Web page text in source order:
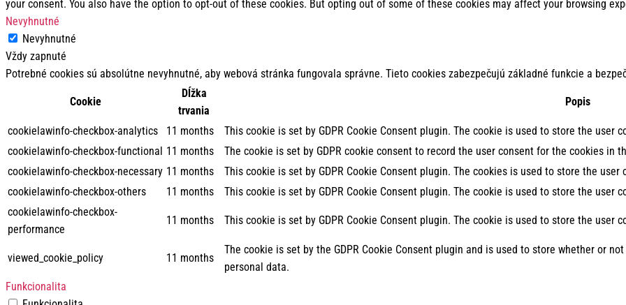
your consent. You also have the option to opt-out of these cookies. But opting out of some of these cookies may affect your browsing
Nevyhnutné
Nevyhnutné
Vždy zapnuté
Potrebné cookies sú absolútne nevyhnutné, aby webová stránka fungovala správne. Tieto cookies zabezpečujú základné funkcie a
Cookie
Dĺžka
trvania
Popis
cookielawinfo-checkbox-analytics 11 months
This cookie is set by GDPR Cookie Consent plugin. The cookie is used to store the user
cookielawinfo-checkbox-functional 11 months
The cookie is set by GDPR cookie consent to record the user consent for the cookies in
cookielawinfo-checkbox-necessary 11 months
This cookie is set by GDPR Cookie Consent plugin. The cookies is used to store the
cookielawinfo-checkbox-others
11 months
This cookie is set by GDPR Cookie Consent plugin. The cookie is used to store the user
cookielawinfo-checkbox-
performance
11 months This cookie is set by GDPR Cookie Consent plugin. The cookie is used to store the user
viewed_cookie_policy 11 months
The cookie is set by the GDPR Cookie Consent plugin and is used to store whether or
personal data.
Funkcionalita